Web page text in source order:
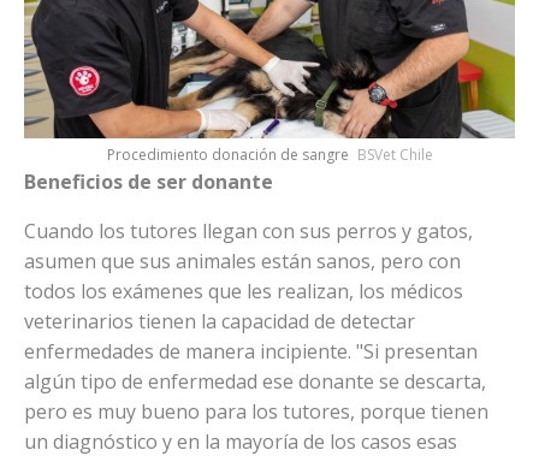
Procedimiento donación de sangre BSVet Chile
Beneficios de ser donante
Cuando los tutores llegan con sus perros y gatos,
asumen que sus animales están sanos, pero con
todos los exámenes que les realizan, los médicos
veterinarios tienen la capacidad de detectar
enfermedades de manera incipiente. "Si presentan
algún tipo de enfermedad ese donante se descarta,
pero es muy bueno para los tutores, porque tienen
un diagnóstico y en la mayoría de los casos esas